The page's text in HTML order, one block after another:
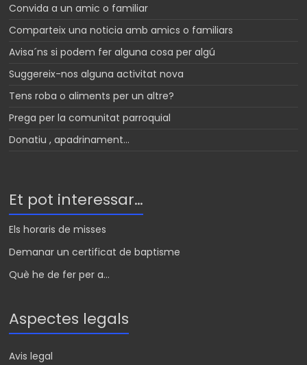
Convida a un amic o familiar
Comparteix una noticia amb amics o familiars
Avisa´ns si podem fer alguna cosa per algú
Suggereix-nos alguna activitat nova
Tens roba o aliments per un altre?
Prega per la comunitat parroquial
Donatiu , apadrinament…
Et pot interessar…
Els horaris de misses
Demanar un certificat de baptisme
Què he de fer per a...
Aspectes legals
Avis legal